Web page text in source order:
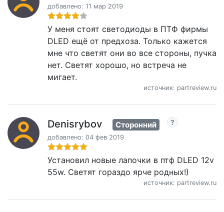
добавлено: 11 мар 2019
У меня стоят светодиоды в ПТФ фирмы
DLED ещё от предхоза. Только кажется
мне что светят они во все стороны, пучка
нет. Светят хорошо, но встреча не
мигает.
источник: partreview.ru
Denisrybov Сторонний
добавлено: 04 фев 2019
Установил новые лапочки в птф DLED 12v
55w. Светят гораздо ярче родных!)
источник: partreview.ru